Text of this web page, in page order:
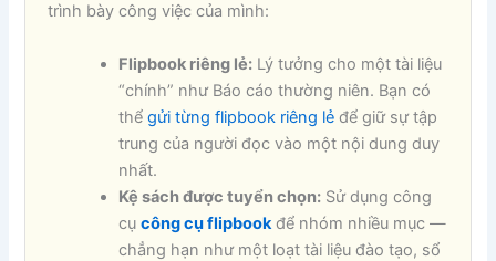
trình bày công việc của mình:
Flipbook riêng lẻ: Lý tưởng cho một tài liệu
“chính” như Báo cáo thường niên. Bạn có
thểgửi từng flipbook riêng lẻ để giữ sự tập
trung của người đọc vào một nội dung duy
nhất.
Kệ sách được tuyển chọn: Sử dụng công
cụcông cụ flipbook để nhóm nhiều mục —
chẳng hạn như một loạt tài liệu đào tạo, sổ